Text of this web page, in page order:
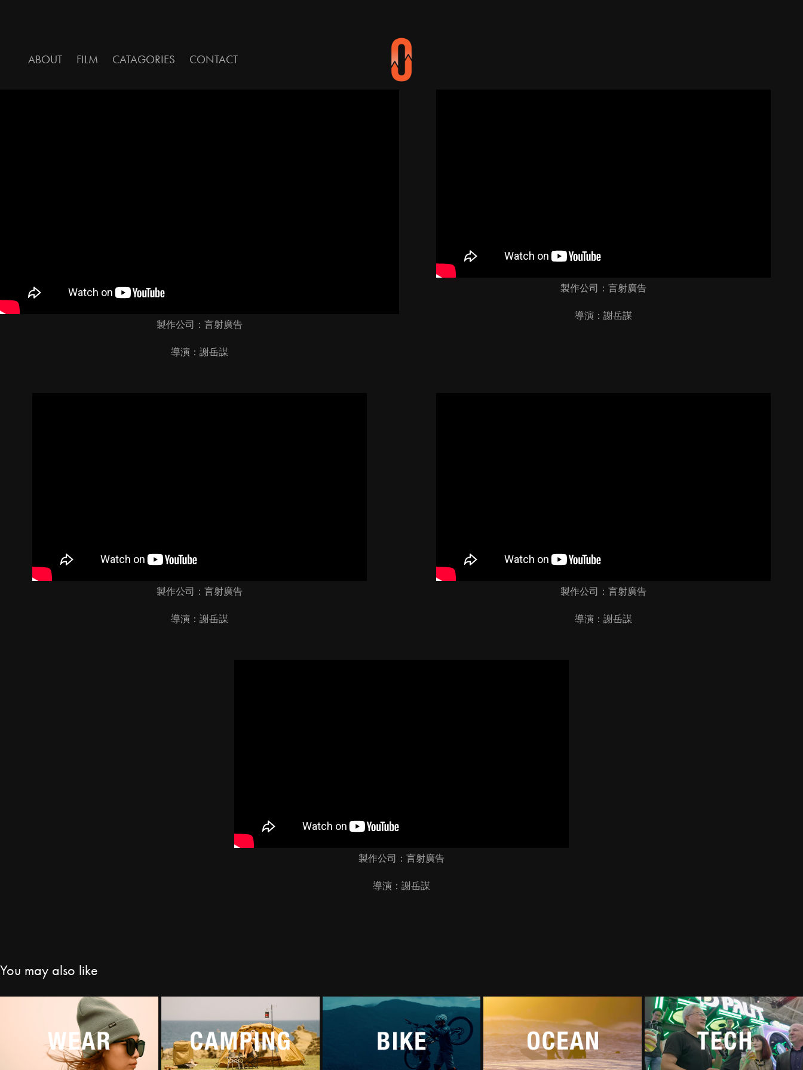
ABOUT FILM CATAGORIES CONTACT
製作公司：言射廣告
導演：謝岳謀
製作公司：言射廣告
導演：謝岳謀
製作公司：言射廣告
導演：謝岳謀
製作公司：言射廣告
導演：謝岳謀
製作公司：言射廣告
導演：謝岳謀
You may also like
服飾 露營 單車 大海 科技